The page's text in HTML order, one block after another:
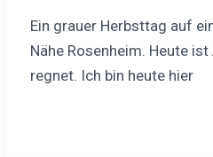
Ein grauer Herbsttag auf
Nähe Rosenheim. Heute
regnet. Ich bin heute hier